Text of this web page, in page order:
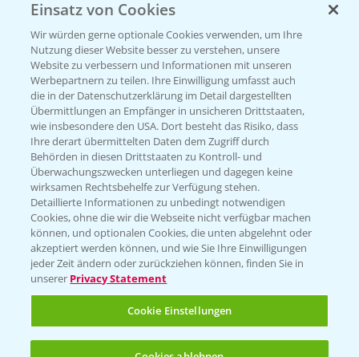
KONTAKT
Hilfe in Notfällen
T.+49 (0)214/30-20220
Folgen Sie uns
Allgemeine Nutzungsbedingungen Datenschutzerklärung
Einsatz von Cookies
Wir würden gerne optionale Cookies verwenden, um Ihre
Nutzung dieser Website besser zu verstehen, unsere
Website zu verbessern und Informationen mit unseren
Werbepartnern zu teilen. Ihre Einwilligung umfasst auch
die in der Datenschutzerklärung im Detail dargestellten
Übermittlungen an Empfänger in unsicheren Drittstaaten,
wie insbesondere den USA. Dort besteht das Risiko, dass
Ihre derart übermittelten Daten dem Zugriff durch
Behörden in diesen Drittstaaten zu Kontroll- und
Überwachungszwecken unterliegen und dagegen keine
wirksamen Rechtsbehelfe zur Verfügung stehen.
Detaillierte Informationen zu unbedingt notwendigen
Cookies, ohne die wir die Webseite nicht verfügbar machen
können, und optionalen Cookies, die unten abgelehnt oder
akzeptiert werden können, und wie Sie Ihre Einwilligungen
jeder Zeit ändern oder zurückziehen können, finden Sie in
unserer Privacy Statement
Cookie Einstellungen